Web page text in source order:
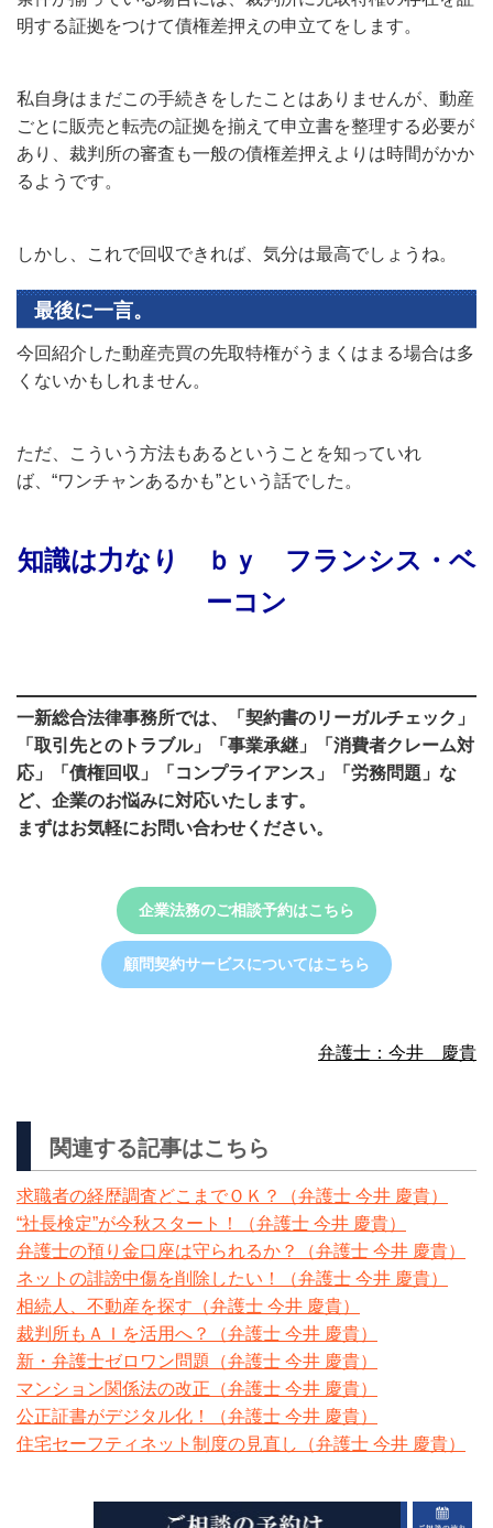
明する証拠をつけて債権差押えの申立てをします。
私自身はまだこの手続きをしたことはありませんが、動産
ごとに販売と転売の証拠を揃えて申立書を整理する必要が
あり、裁判所の審査も一般の債権差押えよりは時間がかか
るようです。
しかし、これで回収できれば、気分は最高でしょうね。
最後に一言。
今回紹介した動産売買の先取特権がうまくはまる場合は多
くないかもしれません。
ただ、こういう方法もあるということを知っていれ
ば、“ワンチャンあるかも”という話でした。
知識は力なり ｂｙ フランシス・ベ
ーコン
一新総合法律事務所では、
「契約書のリーガルチェック」
「取引先とのトラブル」「事業承継」「消費者クレーム対
応」「債権回収」「コンプライアンス」「労務問題」な
ど、企業のお悩みに対応いたします。
まずはお気軽にお問い合わせください。
企業法務のご相談予約はこちら
顧問契約サービスについてはこちら
弁護士：今井 慶貴
関連する記事はこちら
求職者の経歴調査どこまでＯＫ？（弁護士 今井 慶貴）
“社長検定”が今秋スタート！（弁護士 今井 慶貴）
弁護士の預り金口座は守られるか？（弁護士 今井 慶貴）
ネットの誹謗中傷を削除したい！（弁護士 今井 慶貴）
相続人、不動産を探す（弁護士 今井 慶貴）
裁判所もＡＩを活用へ？（弁護士 今井 慶貴）
新・弁護士ゼロワン問題（弁護士 今井 慶貴）
マンション関係法の改正（弁護士 今井 慶貴）
公正証書がデジタル化！（弁護士 今井 慶貴）
住宅セーフティネット制度の見直し（弁護士 今井 慶貴）